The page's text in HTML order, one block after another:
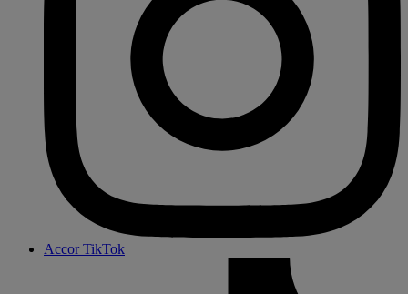
Accor TikTok